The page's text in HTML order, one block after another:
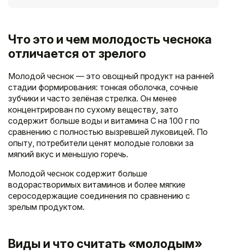
Что это и чем молодость чеснока
отличается от зрелого
Молодой чеснок — это овощный продукт на ранней
стадии формирования: тонкая оболочка, сочные
зубчики и часто зелёная стрелка. Он менее
концентрирован по сухому веществу, зато
содержит больше воды и витаминa C на 100 г по
сравнению с полностью вызревшей луковицей. По
опыту, потребители ценят молодые головки за
мягкий вкус и меньшую горечь.
Молодой чеснок содержит больше
водорастворимых витаминов и более мягкие
серосодержащие соединения по сравнению с
зрелым продуктом.
Виды и что считать «молодым»